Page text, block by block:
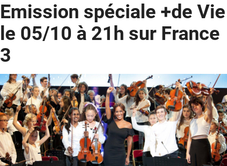
Emission spéciale +de Vie
le 05/10 à 21h sur France
3